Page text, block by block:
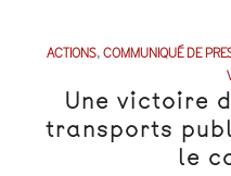
ACTIONS,COMMUNIQUÉ DE
Une victoire
transports
le